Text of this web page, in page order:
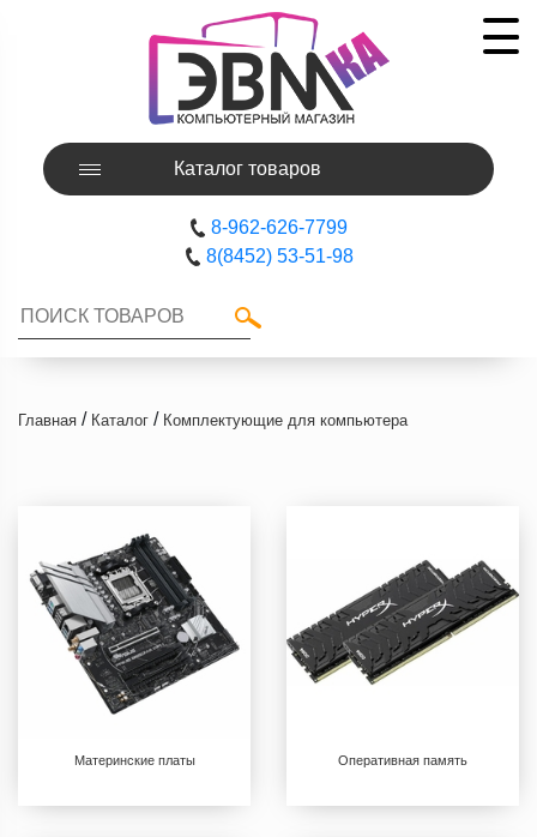
Каталог товаров
8-962-626-7799
8(8452) 53-51-98
Главная / Каталог / Комплектующие для компьютера
Материнские платы Оперативная память